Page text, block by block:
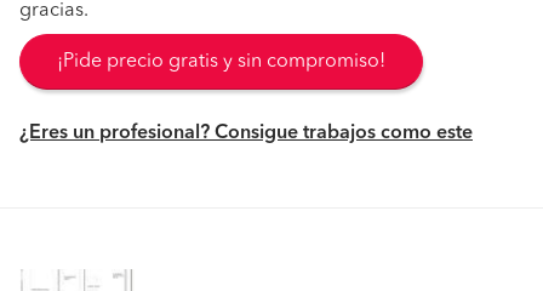
gracias.
¡Pide precio gratis y sin compromiso!
¿Eres un profesional? Consigue trabajos como este